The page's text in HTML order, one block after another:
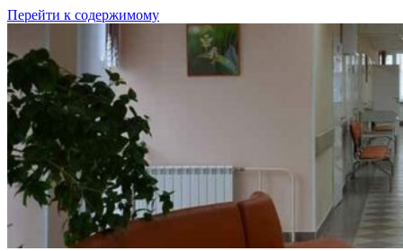
Перейти к содержимому